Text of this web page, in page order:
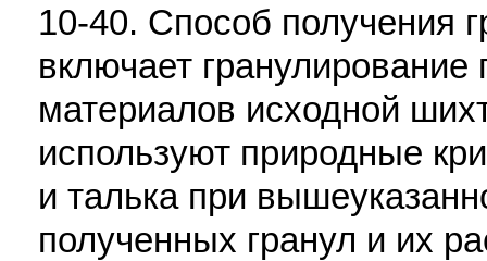
10-40. Способ получения
включает
материалов исходной
используют природные
и талька при
полученных гранул и их